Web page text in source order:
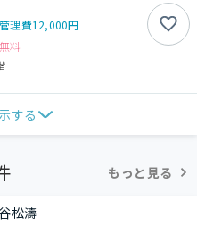
管理費12,000円
無料
する
もっと見る
松濤